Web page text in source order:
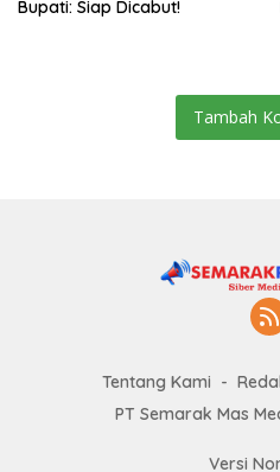
Bupati: Siap Dicabut!
Tambah
Tentang Kami
PT Semarak Mas
Versi